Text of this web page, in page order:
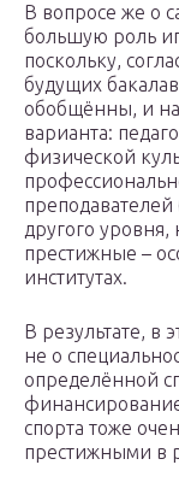
В вопросе же о
большую роль
поскольку,
будущих
обобщённы, и
варианта:
физической
другого
престижные –
институтах.
В результате, в
не о
определённой
спорта тоже
престижными в